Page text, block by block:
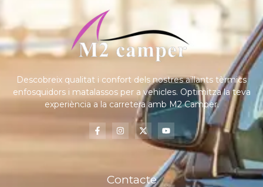
Descobreix qualitat i confort dels nostres aïllants tèrmics
enfosquidors i matalassos per a vehicles. Optimitza la teva
experiència a la carretera amb M2 Camper.
Contacte